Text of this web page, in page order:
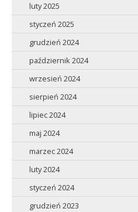
luty 2025
styczeń 2025
grudzień 2024
październik 2024
wrzesień 2024
sierpień 2024
lipiec 2024
maj 2024
marzec 2024
luty 2024
styczeń 2024
grudzień 2023